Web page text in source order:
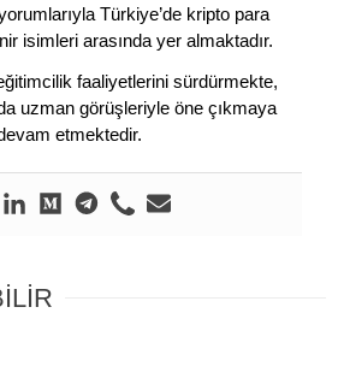
Türkiye’de kripto para
isimleri arasında yer almaktadır.
faaliyetlerini sürdürmekte,
uzman görüşleriyle öne çıkmaya
etmektedir.